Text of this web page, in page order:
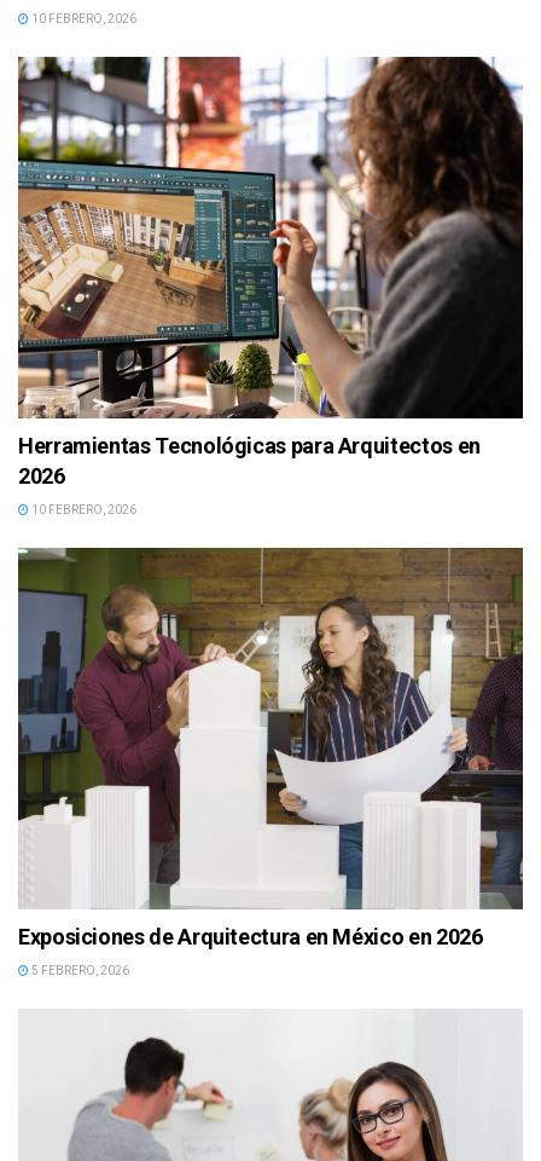
10 FEBRERO, 2026
Herramientas Tecnológicas para Arquitectos en
2026
10 FEBRERO, 2026
Exposiciones de Arquitectura en México en 2026
5 FEBRERO, 2026